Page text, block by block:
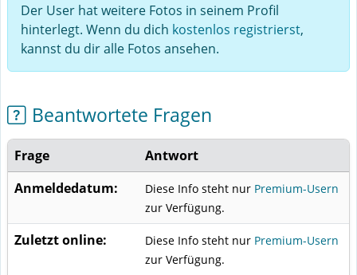
Der User hat weitere Fotos in seinem Profil
hinterlegt. Wenn du dich kostenlos registrierst,
kannst du dir alle Fotos ansehen.
Beantwortete Fragen
Frage
Antwort
Anmeldedatum:
Diese Info steht nur Premium-Usern
zur Verfügung.
Zuletzt online: Diese Info steht nur Premium-Usern
zur Verfügung.